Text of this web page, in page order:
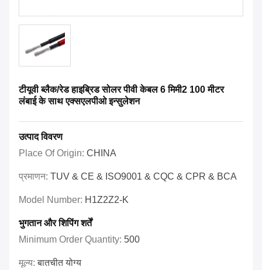
टीयूवी ब्लैक/रेड हाइब्रिड सोलर पीवी केबल 6 मिमी2 100 मीटर
लंबाई के साथ एक्सएलपीओ इन्सुलेशन
उत्पाद विवरण
Place Of Origin: CHINA
प्रमाणन: TUV & CE & ISO9001 & CQC & CPR & BCA
Model Number: H1Z2Z2-K
भुगतान और शिपिंग शर्तें
Minimum Order Quantity: 500
मूल्य:बातचीत योग्य